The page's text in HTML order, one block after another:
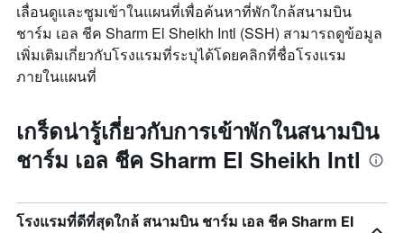
เลื่อนดูและซูมเข้าในแผนที่เพื่อค้นหาที่พักใกล้สนามบิน
ชาร์ม เอล ชีค Sharm El Sheikh Intl (SSH) สามารถดูข้อมูล
เพิ่มเติมเกี่ยวกับโรงแรมที่ระบุได้โดยคลิกที่ชื่อโรงแรม
ภายในแผนที่
เกร็ดน่ารู้เกี่ยวกับการเข้าพักในสนามบิน
ชาร์ม เอล ชีค Sharm El Sheikh Intl
โรงแรมที่ดีที่สุดใกล้ สนามบิน ชาร์ม เอล ชีค Sharm El